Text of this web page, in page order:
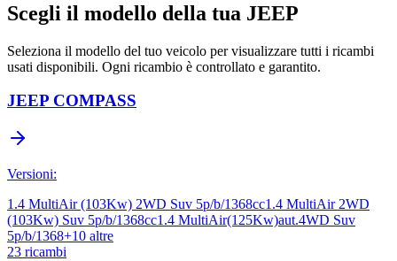
Scegli il modello della tua JEEP
Seleziona il modello del tuo veicolo per visualizzare tutti i ricambi
usati disponibili. Ogni ricambio è controllato e garantito.
JEEP COMPASS
Versioni:
1.4 MultiAir (103Kw) 2WD Suv 5p/b/1368cc1.4 MultiAir 2WD
(103Kw) Suv 5p/b/1368cc1.4 MultiAir(125Kw)aut.4WD Suv
5p/b/1368+10 altre
23 ricambi